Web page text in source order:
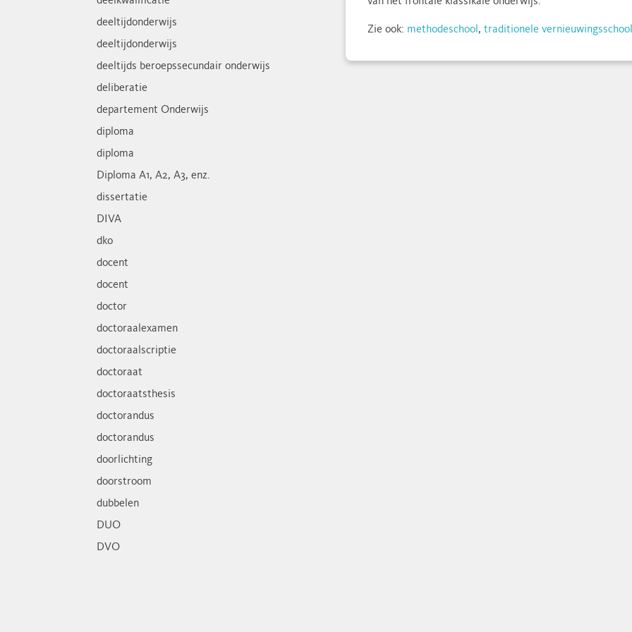
Zie ook: methodeschool, traditionele vernieuwingsschool
deeltijdonderwijs
deeltijdonderwijs
deeltijds beroepssecundair onderwijs
deliberatie
departement Onderwijs
diploma
diploma
Diploma A1, A2, A3, enz.
dissertatie
DIVA
dko
docent
docent
doctor
doctoraalexamen
doctoraalscriptie
doctoraat
doctoraatsthesis
doctorandus
doctorandus
doorlichting
doorstroom
dubbelen
DUO
DVO